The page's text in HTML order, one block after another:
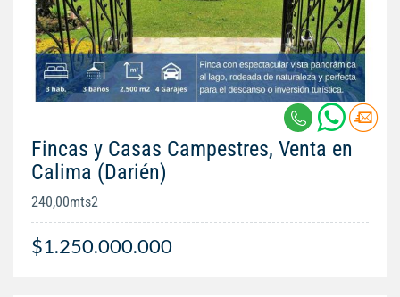
Fincas y Casas Campestres, Venta en
Calima (Darién)
240,00mts2
$1.250.000.000